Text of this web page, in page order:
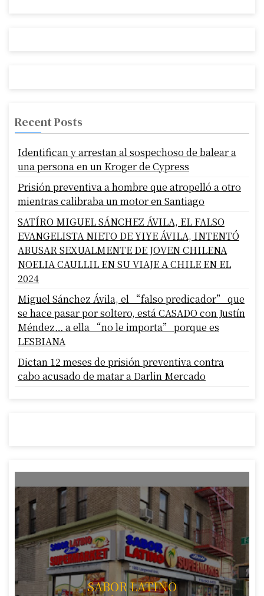
Recent Posts
Identifican y arrestan al sospechoso de balear a
una persona en un Kroger de Cypress
Prisión preventiva a hombre que atropelló a otro
mientras calibraba un motor en Santiago
SATÍRO MIGUEL SÁNCHEZ ÁVILA, EL FALSO
EVANGELISTA NIETO DE YIYE ÁVILA, INTENTÓ
ABUSAR SEXUALMENTE DE JOVEN CHILENA
NOELIA CAULLIL EN SU VIAJE A CHILE EN EL
2024
Miguel Sánchez Ávila, el “falso predicador” que
se hace pasar por soltero, está CASADO con Justín
Méndez… a ella “no le importa” porque es
LESBIANA
Dictan 12 meses de prisión preventiva contra
cabo acusado de matar a Darlin Mercado
SABOR LATINO